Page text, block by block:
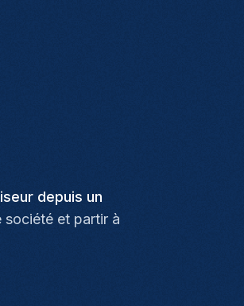
depuis un
société et partir à